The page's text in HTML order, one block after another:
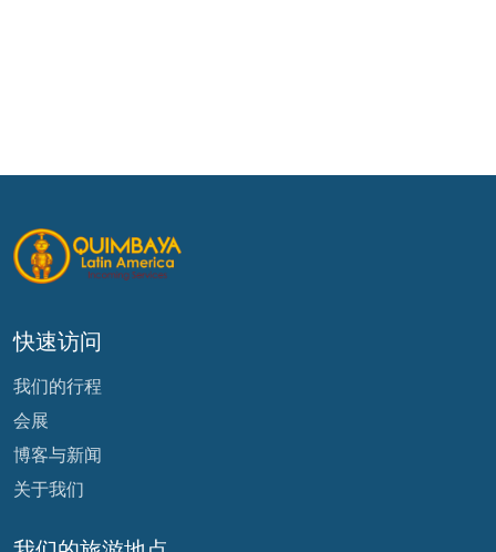
快速访问
我们的行程
会展
博客与新闻
关于我们